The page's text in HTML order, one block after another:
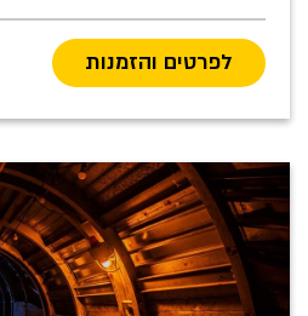
לפרטים והזמנות